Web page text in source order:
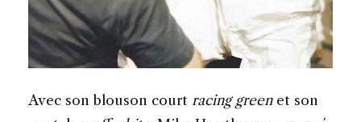
Avec son blouson court racing greenet son